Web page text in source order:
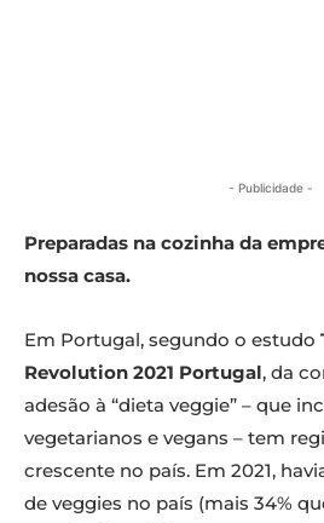
- Publicidade -
Preparadas na cozinha da
nossa casa.
Em Portugal, segundo o estudo
Revolution 2021 Portugal, da
adesão à “dieta veggie” – que
vegetarianos e vegans – tem
crescente no país. Em 2021,
de veggies no país (mais 34%